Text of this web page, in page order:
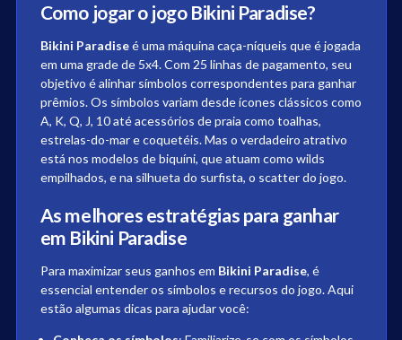
Como jogar o jogo Bikini Paradise?
Bikini Paradiseé uma máquina caça-níqueis que é jogada
em uma grade de 5x4. Com 25 linhas de pagamento, seu
objetivo é alinhar símbolos correspondentes para ganhar
prêmios. Os símbolos variam desde ícones clássicos como
A, K, Q, J, 10 até acessórios de praia como toalhas,
estrelas-do-mar e coquetéis. Mas o verdadeiro atrativo
está nos modelos de biquíni, que atuam como wilds
empilhados, e na silhueta do surfista, o scatter do jogo.
As melhores estratégias para ganhar
em Bikini Paradise
Para maximizar seus ganhos em Bikini Paradise, é
essencial entender os símbolos e recursos do jogo. Aqui
estão algumas dicas para ajudar você: